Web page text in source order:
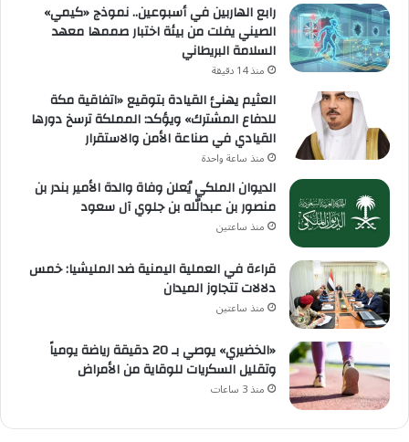
رابع الهاربين في أسبوعين.. نموذج «كيمي»
الصيني يفلت من بيئة اختبار صممها معهد
السلامة البريطاني
منذ 14 دقيقة
العثيم يهنئ القيادة بتوقيع «اتفاقية مكة
للدفاع المشترك» ويؤكد: المملكة ترسخ دورها
القيادي في صناعة الأمن والاستقرار
منذ ساعة واحدة
الديوان الملكي يُعلن وفاة والدة الأمير بندر بن
منصور بن عبدالله بن جلوي آل سعود
منذ ساعتين
قراءة في العملية اليمنية ضد المليشيا: خمس
دلالات تتجاوز الميدان
منذ ساعتين
«الخضيري» يوصي بـ 20 دقيقة رياضة يومياً
وتقليل السكريات للوقاية من الأمراض
منذ 3 ساعات